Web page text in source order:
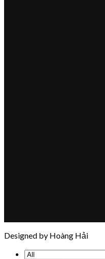
Designed by Hoàng Hải